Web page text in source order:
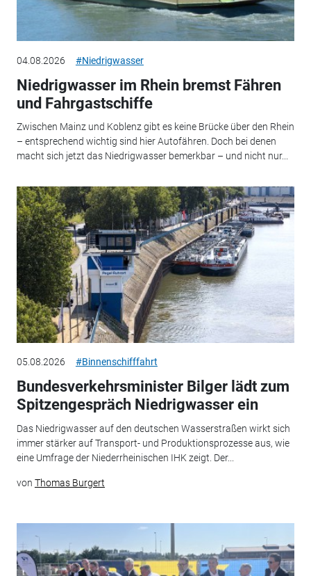
04.08.2026 #Niedrigwasser
Niedrigwasser im Rhein bremst Fähren
und Fahrgastschiffe
Zwischen Mainz und Koblenz gibt es keine Brücke über den Rhein
– entsprechend wichtig sind hier Autofähren. Doch bei denen
macht sich jetzt das Niedrigwasser bemerkbar – und nicht nur...
05.08.2026 #Binnenschifffahrt
Bundesverkehrsminister Bilger lädt zum
Spitzengespräch Niedrigwasser ein
Das Niedrigwasser auf den deutschen Wasserstraßen wirkt sich
immer stärker auf Transport- und Produktionsprozesse aus, wie
eine Umfrage der Niederrheinischen IHK zeigt. Der...
von Thomas Burgert